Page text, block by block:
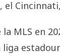
MLS en